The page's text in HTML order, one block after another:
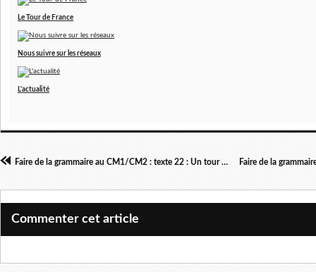
Le Tour de France
Nous suivre sur les réseaux
L'actualité
Faire de la grammaire au CM1/CM2 : texte 22 : Un tour de magie
Commenter cet article